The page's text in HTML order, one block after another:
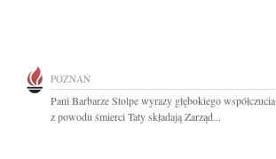
POZNAŃ
Pani Barbarze Stolpe wyrazy głębokiego współczucia
z powodu śmierci Taty składają Zarząd...